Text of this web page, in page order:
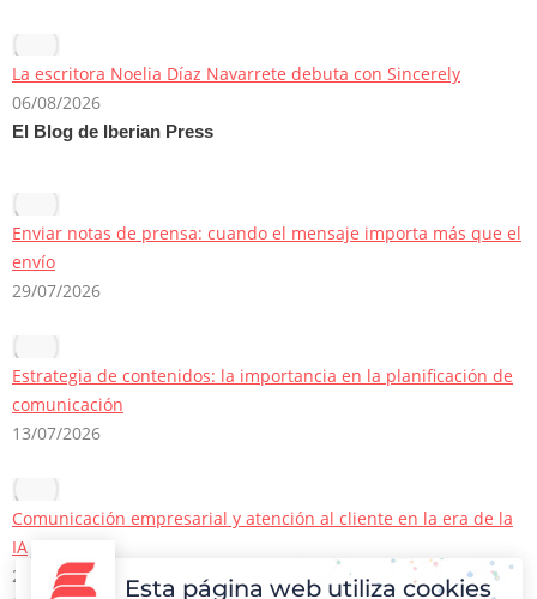
La escritora Noelia Díaz Navarrete debuta con Sincerely
06/08/2026
El Blog de Iberian Press
Enviar notas de prensa: cuando el mensaje importa más que el
envío
29/07/2026
Estrategia de contenidos: la importancia en la planificación de
comunicación
13/07/2026
Comunicación empresarial y atención al cliente en la era de la
IA
22/06/2026
Esta página web utiliza cookies